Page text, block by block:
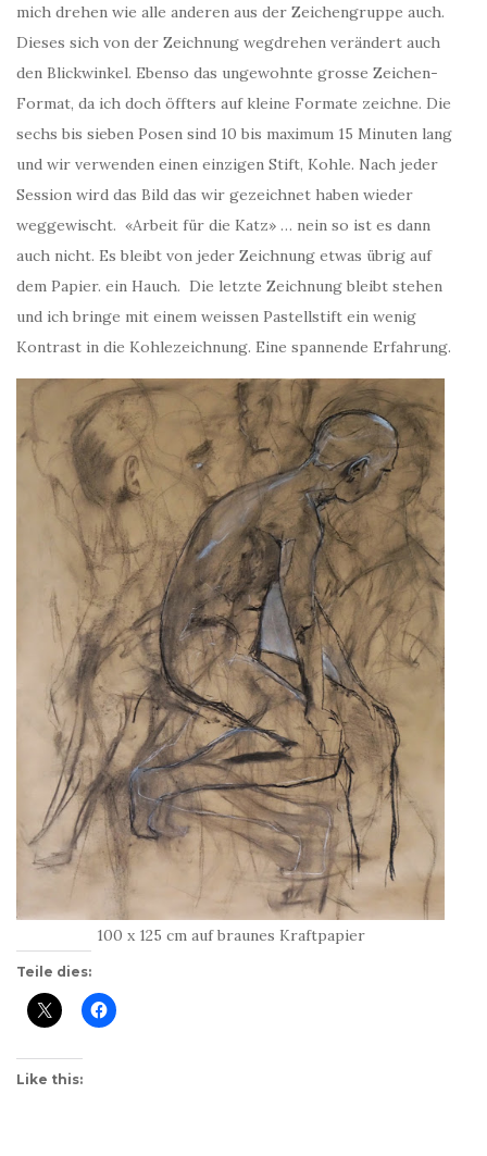
mich drehen wie alle anderen aus der Zeichengruppe auch.
Dieses sich von der Zeichnung wegdrehen verändert auch
den Blickwinkel. Ebenso das ungewohnte grosse Zeichen-
Format, da ich doch öffters auf kleine Formate zeichne. Die
sechs bis sieben Posen sind 10 bis maximum 15 Minuten lang
und wir verwenden einen einzigen Stift, Kohle. Nach jeder
Session wird das Bild das wir gezeichnet haben wieder
weggewischt. «Arbeit für die Katz» … nein so ist es dann
auch nicht. Es bleibt von jeder Zeichnung etwas übrig auf
dem Papier. ein Hauch. Die letzte Zeichnung bleibt stehen
und ich bringe mit einem weissen Pastellstift ein wenig
Kontrast in die Kohlezeichnung. Eine spannende Erfahrung.
100 x 125 cm auf braunes Kraftpapier
Teile dies:
Like this: